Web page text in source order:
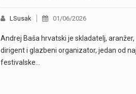
LSusak 01/06/2026
Andrej Baša hrvatski je skladatelj,
dirigent i glazbeni organizator, jedan od
festivalske…